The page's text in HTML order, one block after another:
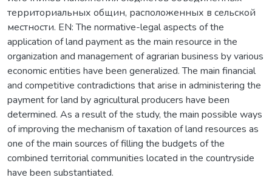
территориальных общин, расположенных в сельской
местности. EN: The normative-legal aspects of the
application of land payment as the main resource in the
organization and management of agrarian business by various
economic entities have been generalized. The main financial
and competitive contradictions that arise in administering the
payment for land by agricultural producers have been
determined. As a result of the study, the main possible ways
of improving the mechanism of taxation of land resources as
one of the main sources of filling the budgets of the
combined territorial communities located in the countryside
have been substantiated.